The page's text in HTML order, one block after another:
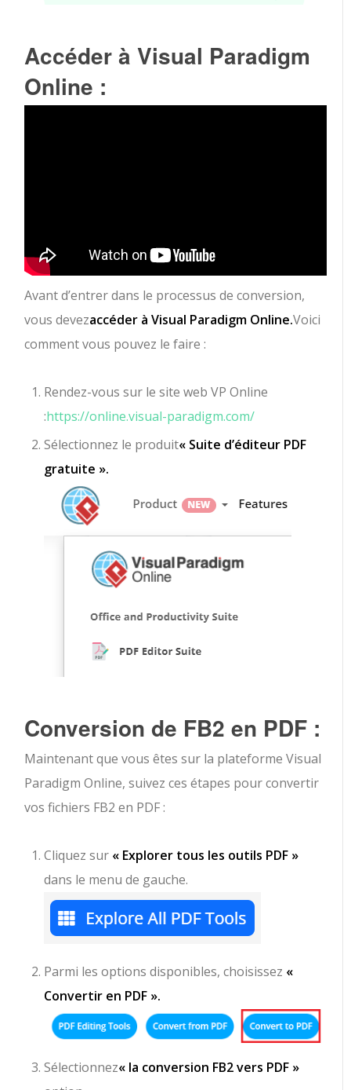
Accéder à Visual Paradigm
Online :
Avant d’entrer dans le processus de conversion,
vous devezaccéder à Visual Paradigm Online.Voici
comment vous pouvez le faire :
Rendez-vous sur le site web VP Online
:https://online.visual-paradigm.com/
Sélectionnez le produit« Suite d’éditeur PDF
gratuite ».
Conversion de FB2 en PDF :
Maintenant que vous êtes sur la plateforme Visual
Paradigm Online, suivez ces étapes pour convertir
vos fichiers FB2 en PDF :
Cliquez sur « Explorer tous les outils PDF »
dans le menu de gauche.
Parmi les options disponibles, choisissez «
Convertir en PDF ».
Sélectionnez« la conversion FB2 vers PDF »